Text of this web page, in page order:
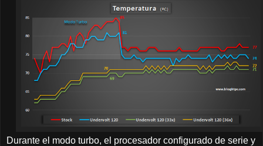
Durante el modo turbo, el procesador configurado de serie y